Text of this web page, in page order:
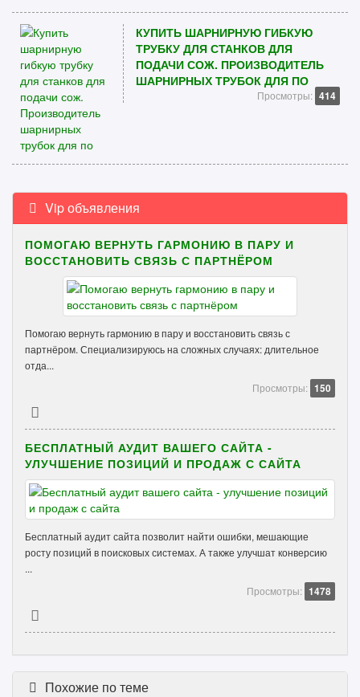
КУПИТЬ ШАРНИРНУЮ ГИБКУЮ
ТРУБКУ ДЛЯ СТАНКОВ ДЛЯ
ПОДАЧИ СОЖ. ПРОИЗВОДИТЕЛЬ
ШАРНИРНЫХ ТРУБОК ДЛЯ ПО
Просмотры: 414
Vip объявления
ПОМОГАЮ ВЕРНУТЬ ГАРМОНИЮ В ПАРУ И
ВОССТАНОВИТЬ СВЯЗЬ С ПАРТНЁРОМ
Помогаю вернуть гармонию в пару и восстановить связь с
партнёром. Специализируюсь на сложных случаях: длительное
отда...
Просмотры: 150
БЕСПЛАТНЫЙ АУДИТ ВАШЕГО САЙТА -
УЛУЧШЕНИЕ ПОЗИЦИЙ И ПРОДАЖ С САЙТА
Бесплатный аудит сайта позволит найти ошибки, мешающие
росту позиций в поисковых системах. А также улучшат конверсию
...
Просмотры: 1478
Похожие по теме